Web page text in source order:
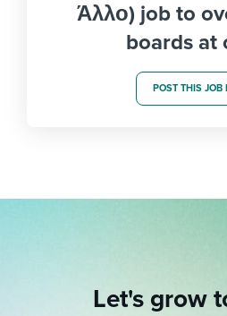
Άλλο) job to
boards at
POST THIS JOB
Let's grow